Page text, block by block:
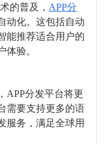
的普及， APP分
动化。这包括自动
能推荐适合用户的
体验。
APP分发平台将更
需要支持更多的语
服务，满足全球用